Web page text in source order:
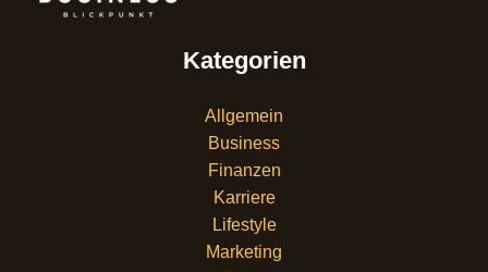
Kategorien
Allgemein
Business
Finanzen
Karriere
Lifestyle
Marketing